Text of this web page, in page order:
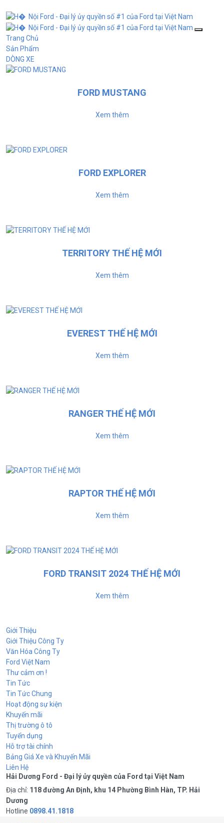
Trang Chủ
Sản Phẩm
DÒNG XE
FORD MUSTANG
Xem thêm
FORD EXPLORER
Xem thêm
TERRITORY THẾ HỆ MỚI
Xem thêm
EVEREST THẾ HỆ MỚI
Xem thêm
RANGER THẾ HỆ MỚI
Xem thêm
RAPTOR THẾ HỆ MỚI
Xem thêm
FORD TRANSIT 2024 THẾ HỆ MỚI
Xem thêm
Giới Thiệu
Giới Thiệu Công Ty
Văn Hóa Công Ty
Ford Việt Nam
Thư cảm ơn !
Tin Tức
Tin Tức Chung
Hoạt động sự kiện
Khuyến mãi
Thị trường ô tô
Tuyển dụng
Hỗ trợ tài chính
Bảng Giá Xe và Khuyến Mãi
Liên Hệ
Hải Dương Ford - Đại lý ủy quyền của Ford tại Việt Nam
Địa chỉ: 118 đường An Định, khu 14 Phường Bình Hàn, TP. Hải
Dương
Hotline 0898.41.1818